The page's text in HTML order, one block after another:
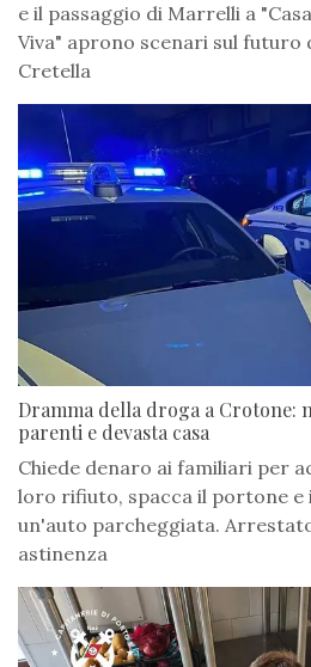
e il passaggio di Marrelli a
Viva" aprono scenari sul futuro
Cretella
Dramma della droga a Crotone:
parenti e devasta casa
Chiede denaro ai familiari per
loro rifiuto, spacca il portone e
un'auto parcheggiata.
astinenza